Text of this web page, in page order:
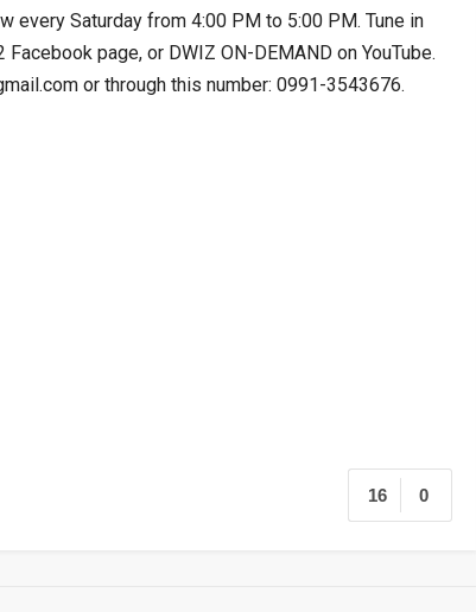
every Saturday from 4:00 PM to 5:00 PM. Tune in
page, or DWIZ ON-DEMAND on YouTube.
or through this number: 0991-3543676.
0
16